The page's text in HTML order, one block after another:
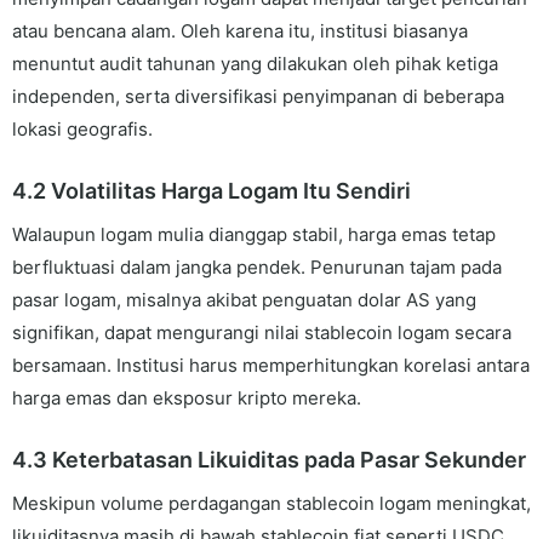
atau bencana alam. Oleh karena itu, institusi biasanya
menuntut audit tahunan yang dilakukan oleh pihak ketiga
independen, serta diversifikasi penyimpanan di beberapa
lokasi geografis.
4.2 Volatilitas Harga Logam Itu Sendiri
Walaupun logam mulia dianggap stabil, harga emas tetap
berfluktuasi dalam jangka pendek. Penurunan tajam pada
pasar logam, misalnya akibat penguatan dolar AS yang
signifikan, dapat mengurangi nilai stablecoin logam secara
bersamaan. Institusi harus memperhitungkan korelasi antara
harga emas dan eksposur kripto mereka.
4.3 Keterbatasan Likuiditas pada Pasar Sekunder
Meskipun volume perdagangan stablecoin logam meningkat,